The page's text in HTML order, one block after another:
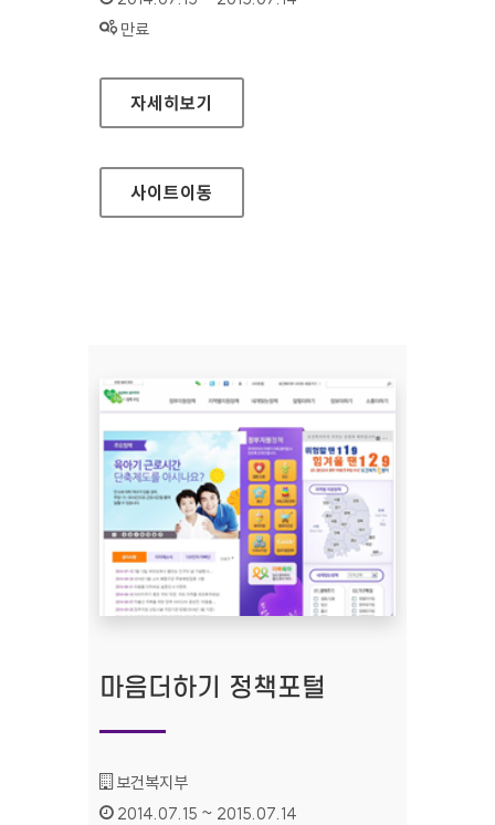
상태 :
만료
신한카드 개인
자세히보기
사이트이동
마음더하기 정책포털
기관명 :
보건복지부
인증기간 :
2014.07.15 ~ 2015.07.14